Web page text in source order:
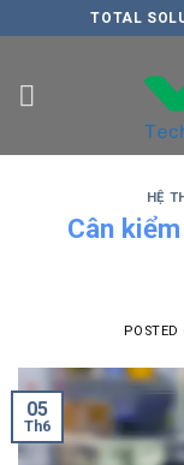
to
TOTAL
HỆ
Cân
POSTED
05
Th6